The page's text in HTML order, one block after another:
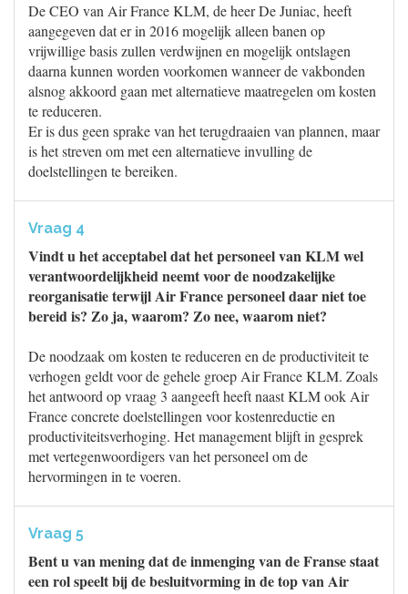
De CEO van Air France KLM, de heer De Juniac, heeft
aangegeven dat er in 2016 mogelijk alleen banen op
vrijwillige basis zullen verdwijnen en mogelijk ontslagen
daarna kunnen worden voorkomen wanneer de vakbonden
alsnog akkoord gaan met alternatieve maatregelen om kosten
te reduceren.
Er is dus geen sprake van het terugdraaien van plannen, maar
is het streven om met een alternatieve invulling de
doelstellingen te bereiken.
Vraag 4
Vindt u het acceptabel dat het personeel van KLM wel
verantwoordelijkheid neemt voor de noodzakelijke
reorganisatie terwijl Air France personeel daar niet toe
bereid is? Zo ja, waarom? Zo nee, waarom niet?
De noodzaak om kosten te reduceren en de productiviteit te
verhogen geldt voor de gehele groep Air France KLM. Zoals
het antwoord op vraag 3 aangeeft heeft naast KLM ook Air
France concrete doelstellingen voor kostenreductie en
productiviteitsverhoging. Het management blijft in gesprek
met vertegenwoordigers van het personeel om de
hervormingen in te voeren.
Vraag 5
Bent u van mening dat de inmenging van de Franse staat
een rol speelt bij de besluitvorming in de top van Air